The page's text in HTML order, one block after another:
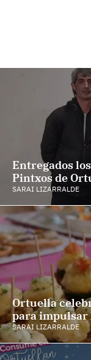
Entregados
Pintxos de
SARAI LIZARRALDE
Ortuella
para impulsar
SARAI LIZARRALDE